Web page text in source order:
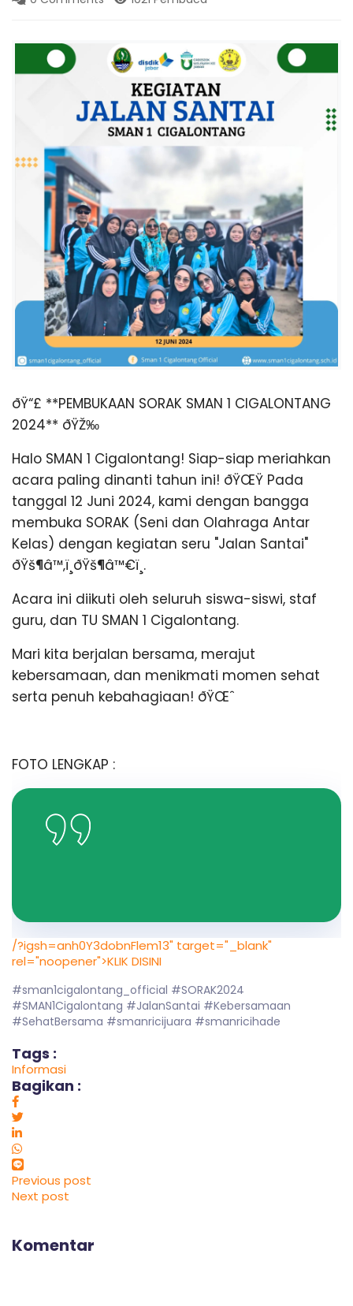
A
L
N
N
G
ðŸ“£ **PEMBUKAAN SORAK SMAN 1 CIGALONTANG
2024** ðŸŽ‰
Halo SMAN 1 Cigalontang! Siap-siap meriahkan
acara paling dinanti tahun ini! ðŸŒŸ Pada
tanggal 12 Juni 2024, kami dengan bangga
membuka SORAK (Seni dan Olahraga Antar
Kelas) dengan kegiatan seru "Jalan Santai"
ðŸš¶‍â™‚ï¸ðŸš¶‍â™€ï¸.
Acara ini diikuti oleh seluruh siswa-siswi, staf
guru, dan TU SMAN 1 Cigalontang.
Mari kita berjalan bersama, merajut
kebersamaan, dan menikmati momen sehat
serta penuh kebahagiaan! ðŸŒˆ
FOTO LENGKAP :
/?igsh=anh0Y3dobnFlem13" target="_blank"
rel="noopener">KLIK DISINI
#sman1cigalontang_official #SORAK2024
#SMAN1Cigalontang #JalanSantai #Kebersamaan
#SehatBersama #smanricijuara #smanricihade
Tags :
Informasi
Bagikan :
Previous post
Next post
Komentar